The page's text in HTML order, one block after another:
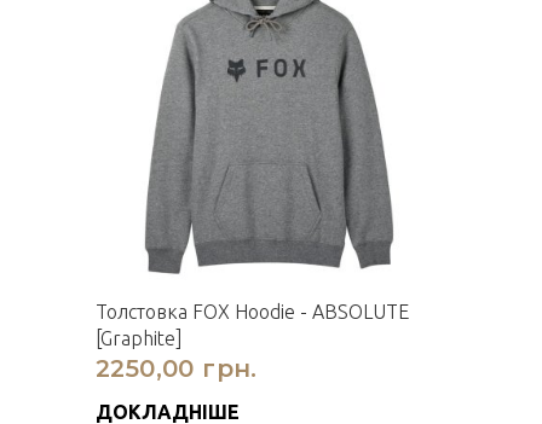
Толстовка FOX Hoodie - ABSOLUTE
[Graphite]
2250,00 грн.
ДОКЛАДНІШЕ